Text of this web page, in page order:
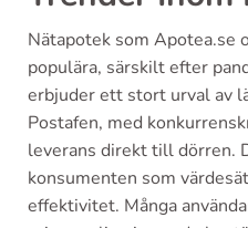
Nätapotek som Apotea.se
populära, särskilt efter
erbjuder ett stort urval av
Postafen, med
leverans direkt till dörren.
konsumenten som
effektivitet. Många